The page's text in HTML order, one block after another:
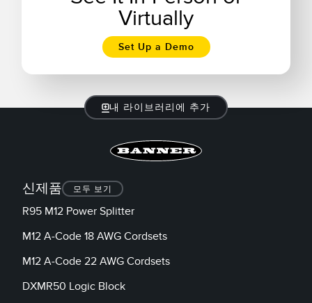
Virtually
Set Up a Demo
내 라이브러리에 추가
신제품 모두 보기
R95 M12 Power Splitter
M12 A-Code 18 AWG Cordsets
M12 A-Code 22 AWG Cordsets
DXMR50 Logic Block